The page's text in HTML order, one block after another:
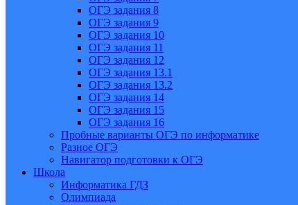
ОГЭ задания 8
ОГЭ задания 9
ОГЭ задания 10
ОГЭ задания 11
ОГЭ задания 12
ОГЭ задания 13.1
ОГЭ задания 13.2
ОГЭ задания 14
ОГЭ задания 15
ОГЭ задания 16
Пробные варианты ОГЭ по информатике
Разное ОГЭ
Навигатор подготовки к ОГЭ
Школа
Информатика ГДЗ
Олимпиада